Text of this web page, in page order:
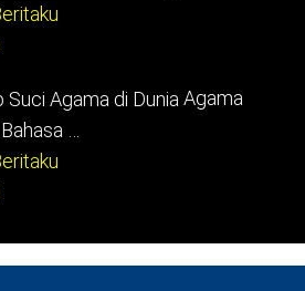
Agama
…